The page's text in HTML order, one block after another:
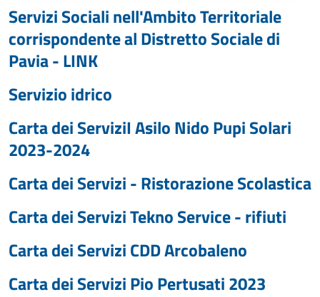
Servizi Sociali nell'Ambito Territoriale
corrispondente al Distretto Sociale di
Pavia - LINK
Servizio idrico
Carta dei ServiziI Asilo Nido Pupi Solari
2023-2024
Carta dei Servizi - Ristorazione Scolastica
Carta dei Servizi Tekno Service - rifiuti
Carta dei Servizi CDD Arcobaleno
Carta dei Servizi Pio Pertusati 2023